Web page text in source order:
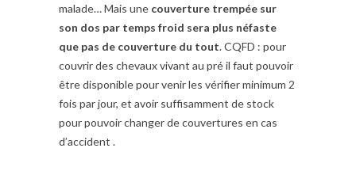
malade… Mais une couverture trempée sur
son dos par temps froid sera plus néfaste
que pas de couverture du tout. CQFD : pour
couvrir des chevaux vivant au pré il faut pouvoir
être disponible pour venir les vérifier minimum 2
fois par jour, et avoir suffisamment de stock
pour pouvoir changer de couvertures en cas
d’accident .